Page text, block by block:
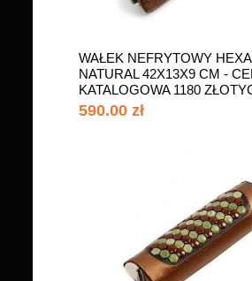
WAŁEK NEFRYTOWY
NATURAL 42X13X9 CM -
KATALOGOWA 1180
(ST.M.2)
590.00 zł